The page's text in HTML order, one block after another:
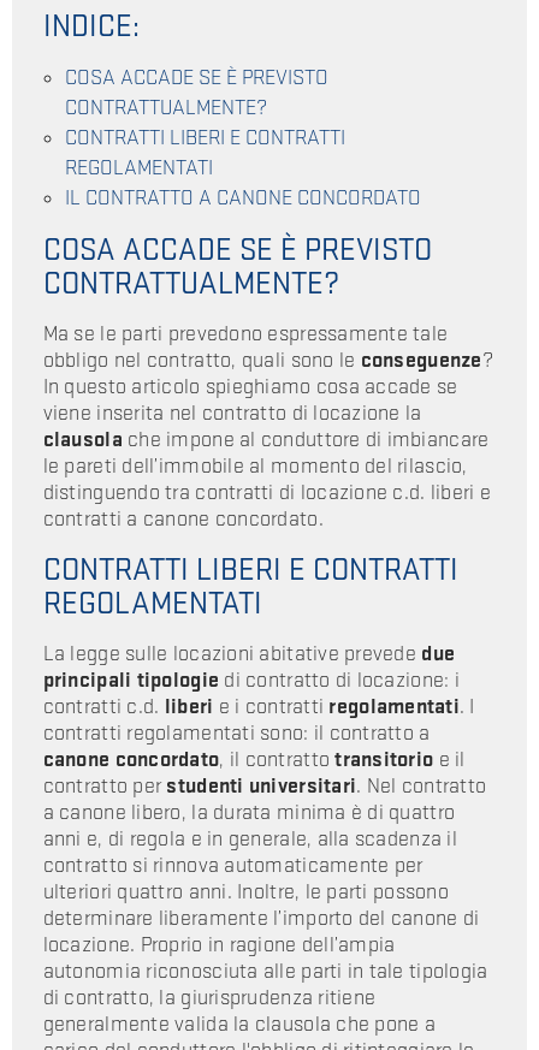
INDICE:
COSA ACCADE SE È PREVISTO
CONTRATTUALMENTE?
CONTRATTI LIBERI E CONTRATTI
REGOLAMENTATI
IL CONTRATTO A CANONE CONCORDATO
COSA ACCADE SE È PREVISTO
CONTRATTUALMENTE?
Ma se le parti prevedono espressamente tale
obbligo nel contratto, quali sono le conseguenze?
In questo articolo spieghiamo cosa accade se
viene inserita nel contratto di locazione la
clausola che impone al conduttore di imbiancare
le pareti dell’immobile al momento del rilascio,
distinguendo tra contratti di locazione c.d. liberi e
contratti a canone concordato.
CONTRATTI LIBERI E CONTRATTI
REGOLAMENTATI
La legge sulle locazioni abitative prevede due
principali tipologie di contratto di locazione: i
contratti c.d. liberi e i contratti regolamentati. I
contratti regolamentati sono: il contratto a
canone concordato, il contrattotransitorio e il
contratto perstudenti universitari. Nel contratto
a canone libero, la durata minima è di quattro
anni e, di regola e in generale, alla scadenza il
contratto si rinnova automaticamente per
ulteriori quattro anni. Inoltre, le parti possono
determinare liberamente l’importo del canone di
locazione. Proprio in ragione dell’ampia
autonomia riconosciuta alle parti in tale tipologia
di contratto, la giurisprudenza ritiene
generalmente valida la clausola che pone a